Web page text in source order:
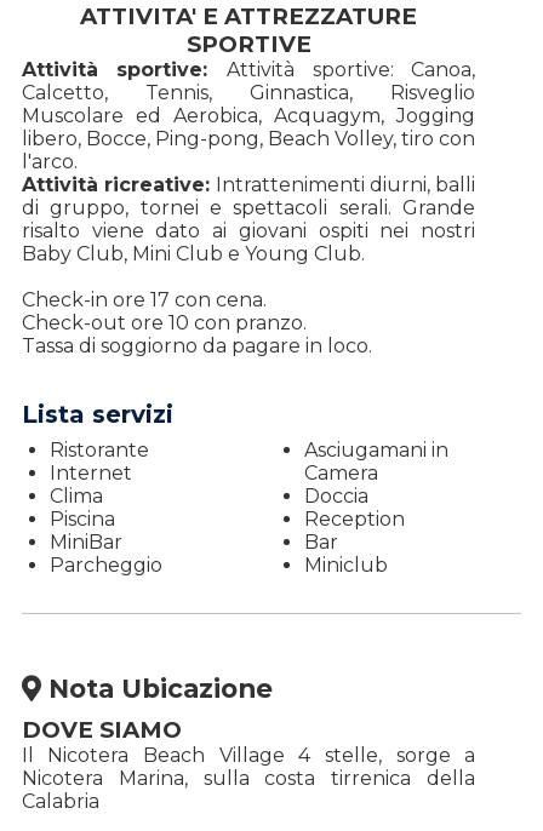
ATTIVITA' E ATTREZZATURE
SPORTIVE
Attività sportive: Attività sportive: Canoa,
Calcetto, Tennis, Ginnastica, Risveglio
Muscolare ed Aerobica, Acquagym, Jogging
libero, Bocce, Ping-pong, Beach Volley, tiro con
l'arco.
Attività ricreative: Intrattenimenti diurni, balli
di gruppo, tornei e spettacoli serali. Grande
risalto viene dato ai giovani ospiti nei nostri
Baby Club, Mini Club e Young Club.
Check-in ore 17 con cena.
Check-out ore 10 con pranzo.
Tassa di soggiorno da pagare in loco.
Lista servizi
Ristorante
Internet
Clima
Piscina
MiniBar
Parcheggio
Asciugamani in
Camera
Doccia
Reception
Bar
Miniclub
Nota Ubicazione
DOVE SIAMO
Il Nicotera Beach Village 4 stelle, sorge a
Nicotera Marina, sulla costa tirrenica della
Calabria